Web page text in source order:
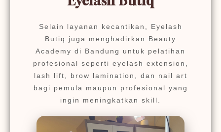
Selain layanan kecantikan, Eyelash
Butiq juga menghadirkan Beauty
Academy di Bandung untuk pelatihan
profesional seperti eyelash extension,
lash lift, brow lamination, dan nail art
bagi pemula maupun profesional yang
ingin meningkatkan skill.